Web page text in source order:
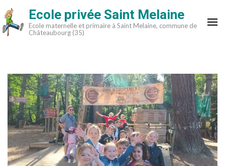
Aller
au
contenu
Ecole privée Saint Melaine
Ecole maternelle et primaire à Saint Melaine, commune de
Châteaubourg (35)